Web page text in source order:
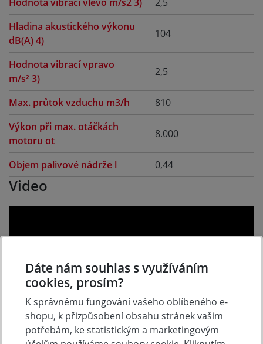
Hladina akustického výkonu
dB(A) 4)
104
Hodnota vibrací vpravo
m/s² 3)
2,5
Max. průtok vzduchu m3/h
810
Výkon při max. otáčkách
motoru ot
8.000
Objem palivové nádrže l 0,44
Video
Dáte nám souhlas s využíváním
cookies, prosím?
K správnému fungování vašeho oblíbeného e-
shopu, k přizpůsobení obsahu stránek vašim
potřebám, ke statistickým a marketingovým